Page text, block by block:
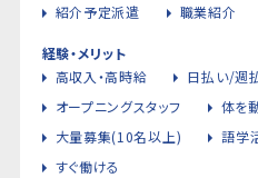
紹介予定派遣
職業紹介
経験・メリット
高収入・高時給
日払い/週
オープニングスタッフ
体を
大量募集(10名以上)
語学
すぐ働ける